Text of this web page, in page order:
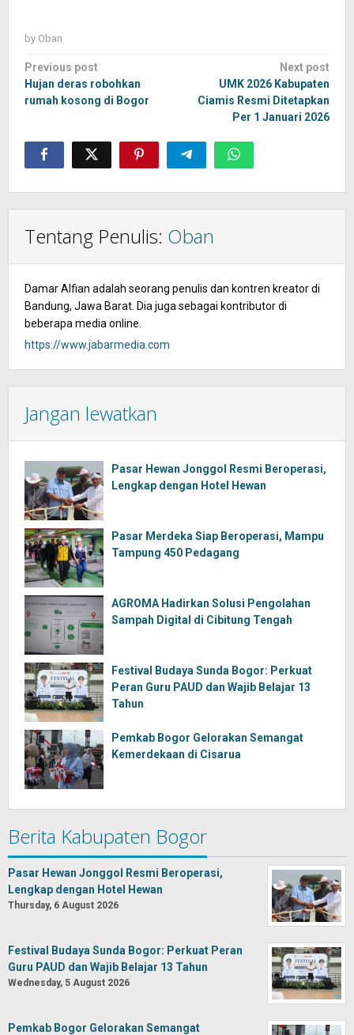
by Oban
Post
navigation
Previous post
Hujan deras robohkan
rumah kosong di Bogor
Next post
UMK 2026 Kabupaten
Ciamis Resmi Ditetapkan
Per 1 Januari 2026
Tentang Penulis: Oban
Damar Alfian adalah seorang penulis dan kontren kreator di
Bandung, Jawa Barat. Dia juga sebagai kontributor di
beberapa media online.
https://www.jabarmedia.com
Jangan lewatkan
Pasar Hewan Jonggol Resmi Beroperasi,
Lengkap dengan Hotel Hewan
Pasar Merdeka Siap Beroperasi, Mampu
Tampung 450 Pedagang
AGROMA Hadirkan Solusi Pengolahan
Sampah Digital di Cibitung Tengah
Festival Budaya Sunda Bogor: Perkuat
Peran Guru PAUD dan Wajib Belajar 13
Tahun
Pemkab Bogor Gelorakan Semangat
Kemerdekaan di Cisarua
Berita Kabupaten Bogor
Pasar Hewan Jonggol Resmi Beroperasi,
Lengkap dengan Hotel Hewan
Thursday, 6 August 2026
Festival Budaya Sunda Bogor: Perkuat Peran
Guru PAUD dan Wajib Belajar 13 Tahun
Wednesday, 5 August 2026
Pemkab Bogor Gelorakan Semangat